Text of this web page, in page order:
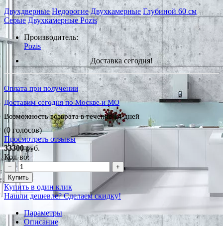
Двухдверные Недорогие Двухкамерные Глубиной 60 см
Серые Двухкамерные Pozis
Производитель:
Pozis
Доставка сегодня!
Оплата при получении
Доставим сегодня по Москве и МО
Возможность возврата в течение 14 дней
(0 голосов)
Просмотреть отзывы
33300руб.
Кол-во:
−
+
Купить
Купить в один клик
Нашли дешевле? Сделаем скидку!
Параметры
Описание